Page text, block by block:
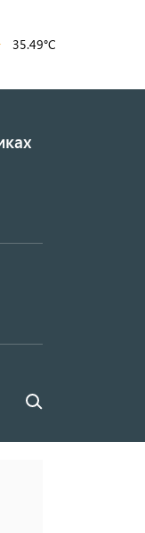
35.49°C
Поиск